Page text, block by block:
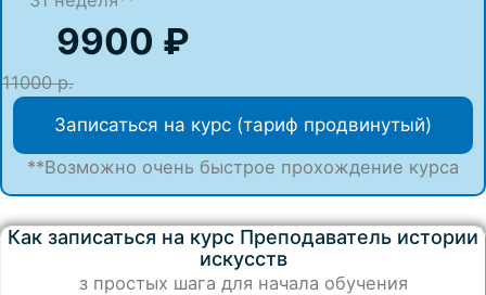
9900 ₽
11000 р.
Записаться на курс (тариф продвинутый)
**Возможно очень быстрое прохождение курса
Как записаться на курс Преподаватель истории
искусств
з простых шага для начала обучения